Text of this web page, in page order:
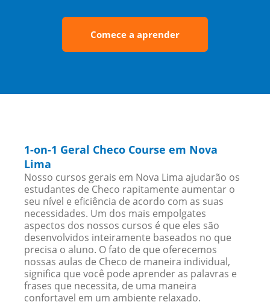
Comece a aprender
1-on-1 Geral Checo Course em Nova
Lima
Nosso cursos gerais em Nova Lima ajudarão os
estudantes de Checo rapitamente aumentar o
seu nível e eficiência de acordo com as suas
necessidades. Um dos mais empolgates
aspectos dos nossos cursos é que eles são
desenvolvidos inteiramente baseados no que
precisa o aluno. O fato de que oferecemos
nossas aulas de Checo de maneira individual,
significa que você pode aprender as palavras e
frases que necessita, de uma maneira
confortavel em um ambiente relaxado.